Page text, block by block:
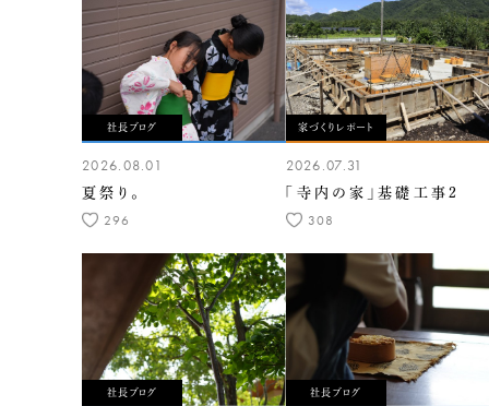
社長ブログ
2026.08.01
夏祭り。
296
家づくりレポート
2026.07.31
「寺内の家」基礎工事2
308
社長ブログ 社長ブログ